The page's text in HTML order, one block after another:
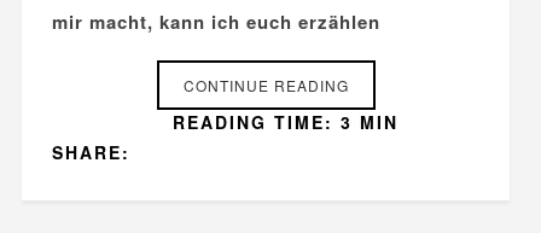
mir macht, kann ich euch erzählen
CONTINUE READING
SHARE:
READING TIME: 3 MIN